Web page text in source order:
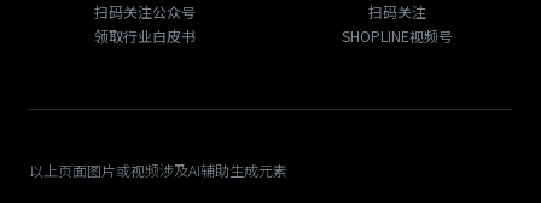
扫码关注公众号
领取行业白皮书
扫码关注
SHOPLINE视频号
以上页面图片或视频涉及AI辅助生成元素